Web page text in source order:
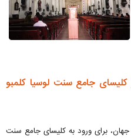
کلیسای جامع سنت لوسیا کلمبو
برای ورود به کلیسای جامع سنت